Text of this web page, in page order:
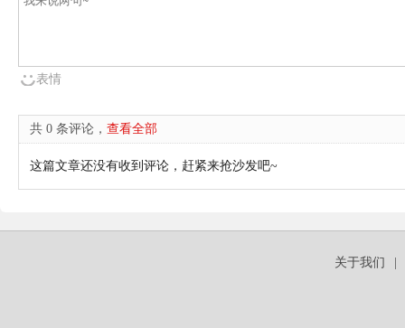
表情
共 0 条评论， 查看全部
这篇文章还没有收到评论，赶紧来抢沙发吧~
关于我们